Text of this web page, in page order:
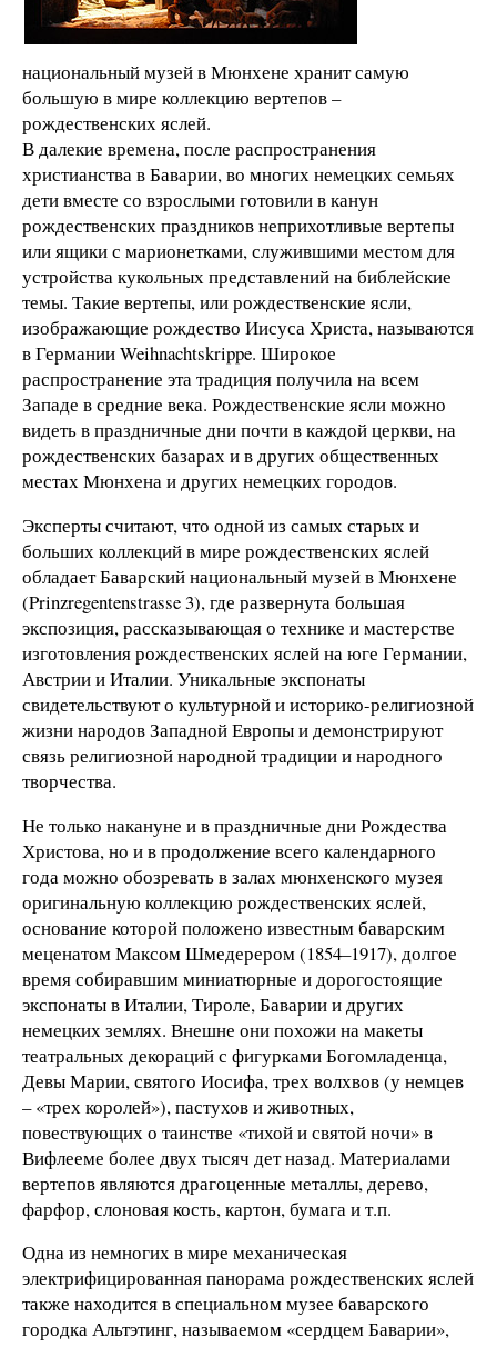
национальный музей в Мюнхене хранит самую
большую в мире коллекцию вертепов –
рождественских яслей.
В далекие времена, после распространения
христианства в Баварии, во многих немецких семьях
дети вместе со взрослыми готовили в канун
рождественских праздников неприхотливые вертепы
или ящики с марионетками, служившими местом для
устройства кукольных представлений на библейские
темы. Такие вертепы, или рождественские ясли,
изображающие рождество Иисуса Христа, называются
в Германии Weihnachtskrippe. Широкое
распространение эта традиция получила на всем
Западе в средние века. Рождественские ясли можно
видеть в праздничные дни почти в каждой церкви, на
рождественских базарах и в других общественных
местах Мюнхена и других немецких городов.
Эксперты считают, что одной из самых старых и
больших коллекций в мире рождественских яслей
обладает Баварский национальный музей в Мюнхене
(Prinzregentenstrasse 3), где развернута большая
экспозиция, рассказывающая о технике и мастерстве
изготовления рождественских яслей на юге Германии,
Австрии и Италии. Уникальные экспонаты
свидетельствуют о культурной и историко-религиозной
жизни народов Западной Европы и демонстрируют
связь религиозной народной традиции и народного
творчества.
Не только накануне и в праздничные дни Рождества
Христова, но и в продолжение всего календарного
года можно обозревать в залах мюнхенского музея
оригинальную коллекцию рождественских яслей,
основание которой положено известным баварским
меценатом Максом Шмедерером (1854–1917), долгое
время собиравшим миниатюрные и дорогостоящие
экспонаты в Италии, Тироле, Баварии и других
немецких землях. Внешне они похожи на макеты
театральных декораций с фигурками Богомладенца,
Девы Марии, святого Иосифа, трех волхвов (у немцев
– «трех королей»), пастухов и животных,
повествующих о таинстве «тихой и святой ночи» в
Вифлееме более двух тысяч дет назад. Материалами
вертепов являются драгоценные металлы, дерево,
фарфор, слоновая кость, картон, бумага и т.п.
Одна из немногих в мире механическая
электрифицированная панорама рождественских яслей
также находится в специальном музее баварского
городка Альтэтинг, называемом «сердцем Баварии»,